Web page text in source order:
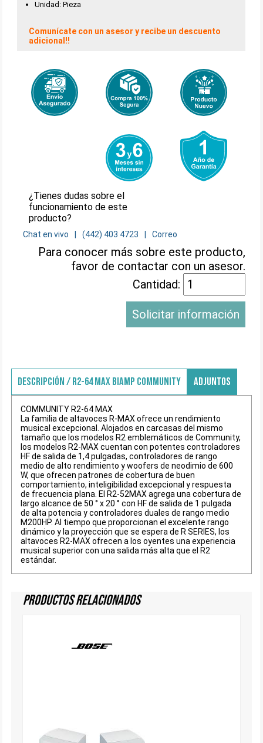
Unidad: Pieza
Comunícate con un asesor y recibe un descuento
adicional!!
¿Tienes dudas sobre el
funcionamiento de este
producto?
Chat en vivo (442) 403 4723 Correo
Para conocer más sobre este producto,
favor de contactar con un asesor.
Cantidad:
Solicitar información
DESCRIPCIÓN / R2-64 MAX BIAMP COMMUNITY ADJUNTOS
COMMUNITY R2-64 MAX
La familia de altavoces R-MAX ofrece un rendimiento
musical excepcional. Alojados en carcasas del mismo
tamaño que los modelos R2 emblemáticos de Community,
los modelos R2-MAX cuentan con potentes controladores
HF de salida de 1,4 pulgadas, controladores de rango
medio de alto rendimiento y woofers de neodimio de 600
W, que ofrecen patrones de cobertura de buen
comportamiento, inteligibilidad excepcional y respuesta
de frecuencia plana. El R2-52MAX agrega una cobertura de
largo alcance de 50 ° x 20 ° con HF de salida de 1 pulgada
de alta potencia y controladores duales de rango medio
M200HP. Al tiempo que proporcionan el excelente rango
dinámico y la proyección que se espera de R SERIES, los
altavoces R2-MAX ofrecen a los oyentes una experiencia
musical superior con una salida más alta que el R2
estándar.
Productos Relacionados